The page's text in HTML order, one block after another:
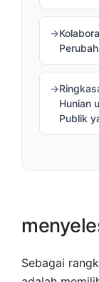
Hunian
Publik
Sebagai